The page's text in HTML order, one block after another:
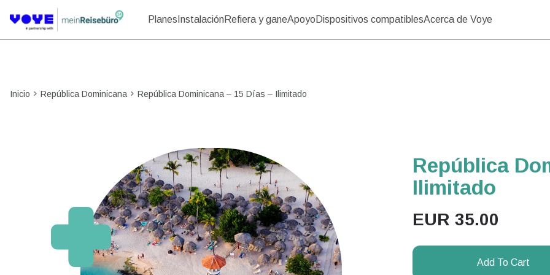
Planes InstalaciónRefiera y ganeApoyo Dispositivos compatiblesAcerca de Voye
Inicio República Dominicana República Dominicana – 15 Días – Ilimitado
República
Ilimitado
EUR 35.00
Add To Cart